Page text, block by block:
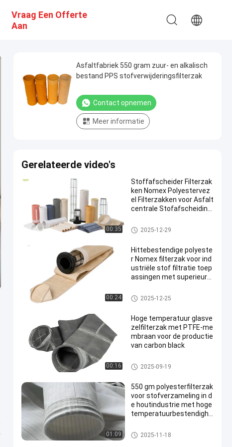
Vraag Een Offerte
Aan
Asfaltfabriek 550 gram zuur- en alkalisch
bestand PPS stofverwijderingsfilterzak
Contact opnemen
Meer informatie
Gerelateerde video's
00:35
Stoffafscheider Filterzak
ken Nomex Polyestervez
el Filterzakken voor Asfalt
centrale Stofafscheiding
Hittebestendigheid
De zak van de polyesterfilter
2025-12-29
00:24
Hittebestendige polyeste
r Nomex filterzak voor ind
ustriële stof filtratie toep
assingen met superieure
oge temperatuurbestend
igheid
Stofopvangfilterzakken
2025-12-25
00:16
Hoge temperatuur glasve
zelfilterzak met PTFE-me
mbraan voor de productie
van carbon black
filterzak van glasvezel
2025-09-19
01:09
550 gm polyesterfilterzak
voor stofverzameling in d
e houtindustrie met hoge
temperatuurbestendighe
De zak van de polyesterfilter
2025-11-18